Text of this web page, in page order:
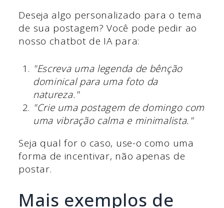
Deseja algo personalizado para o tema
de sua postagem? Você pode pedir ao
nosso chatbot de IA para:
"Escreva uma legenda de bênção
dominical para uma foto da
natureza."
"Crie uma postagem de domingo com
uma vibração calma e minimalista."
Seja qual for o caso, use-o como uma
forma de incentivar, não apenas de
postar.
Mais exemplos de